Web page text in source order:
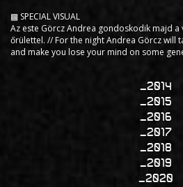
▩ SPECIAL VISUAL
Az este Görcz Andrea gondoskodik majd
őrülettel. // For the night Andrea Görcz will
and make you lose your mind on some
2014
2015
2016
2017
2018
2019
2020